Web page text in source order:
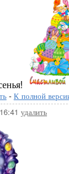
- К полной
удалить